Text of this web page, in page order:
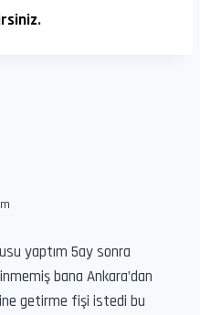
.
yaptım 5ay sonra
bana Ankara’dan
getirme fişi istedi bu